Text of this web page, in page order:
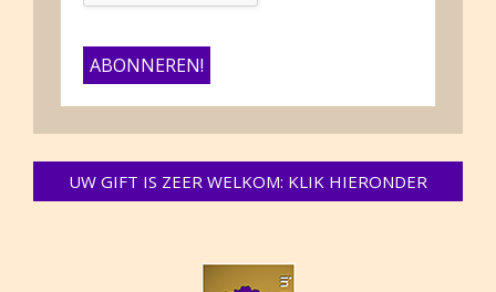
UW GIFT IS ZEER WELKOM: KLIK HIERONDER